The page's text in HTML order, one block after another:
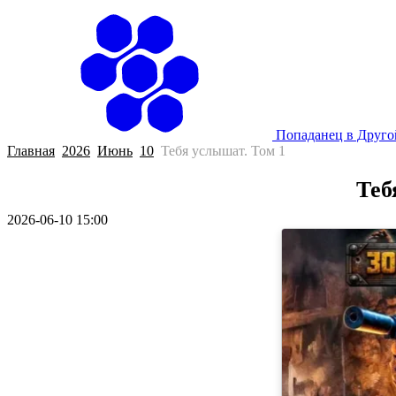
Попаданец в
Главная 2026 Июнь 10 Тебя услышат. Том 1
2026-06-10 15:00